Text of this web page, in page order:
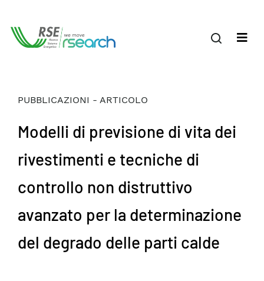
PUBBLICAZIONI - ARTICOLO
Modelli di previsione di vita dei
rivestimenti e tecniche di
controllo non distruttivo
avanzato per la determinazione
del degrado delle parti calde